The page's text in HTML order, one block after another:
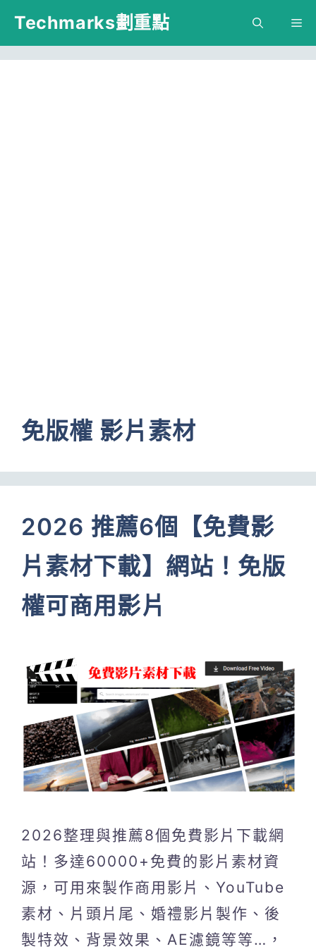
跳
主
Techmarks劃重點
免版權 影片素材
2026 推薦6個【免費影
片素材下載】網站！免版
權可商用影片
2026整理與推薦8個免費影片下載網
站！多達60000+免費的影片素材資
源，可用來製作商用影片、YouTube
素材、片頭片尾、婚禮影片製作、後
製特效、背景效果、AE濾鏡等等…，